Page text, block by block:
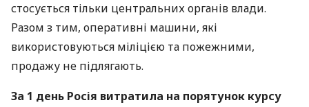
стосується тільки центральних органів влади.
Разом з тим, оперативні машини, які
використовуються міліцією та пожежними,
продажу не підлягають.
За 1 день Росія витратила на порятунок курсу